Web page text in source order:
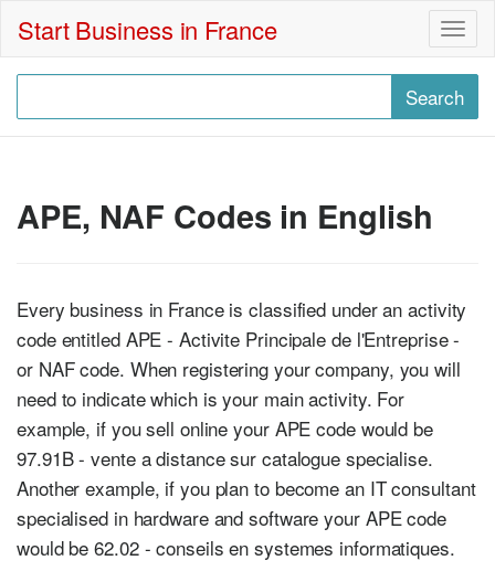
Start Business in France
APE, NAF Codes in English
Every business in France is classified under an activity
code entitled APE - Activite Principale de l'Entreprise -
or NAF code. When registering your company, you will
need to indicate which is your main activity. For
example, if you sell online your APE code would be
97.91B - vente a distance sur catalogue specialise.
Another example, if you plan to become an IT consultant
specialised in hardware and software your APE code
would be 62.02 - conseils en systemes informatiques.